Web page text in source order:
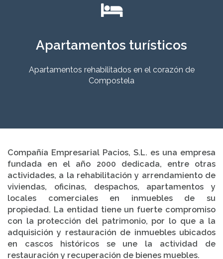
Apartamentos turísticos
Apartamentos rehabilitados en el corazón de
Compostela
Compañía Empresarial Pacios, S.L. es una empresa
fundada en el año 2000 dedicada, entre otras
actividades, a la rehabilitación y arrendamiento de
viviendas, oficinas, despachos, apartamentos y
locales comerciales en inmuebles de su
propiedad. La entidad tiene un fuerte compromiso
con la protección del patrimonio, por lo que a la
adquisición y restauración de inmuebles ubicados
en cascos históricos se une la actividad de
restauración y recuperación de bienes muebles.